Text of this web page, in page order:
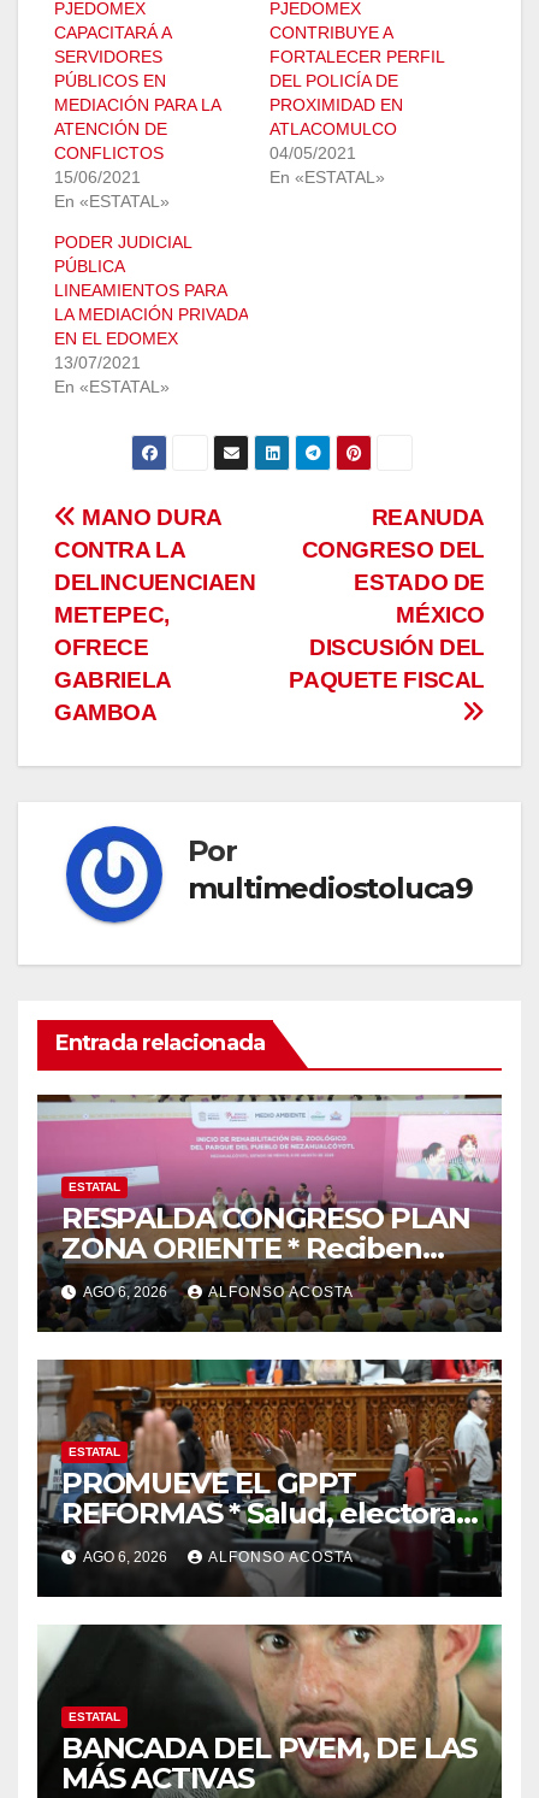
PJEDOMEX
CAPACITARÁ A
SERVIDORES
PÚBLICOS EN
MEDIACIÓN PARA LA
ATENCIÓN DE
CONFLICTOS
15/06/2021
En «ESTATAL»
PJEDOMEX
CONTRIBUYE A
FORTALECER PERFIL
DEL POLICÍA DE
PROXIMIDAD EN
ATLACOMULCO
04/05/2021
En «ESTATAL»
PODER JUDICIAL
PÚBLICA
LINEAMIENTOS PARA
LA MEDIACIÓN PRIVADA
EN EL EDOMEX
13/07/2021
En «ESTATAL»
Navegación
de
entradas
REANUDA
CONGRESO DEL
ESTADO DE
MÉXICO
DISCUSIÓN DEL
PAQUETE FISCAL
MANO DURA
CONTRA LA
DELINCUENCIAEN
METEPEC,
OFRECE
GABRIELA
GAMBOA
Por
multimediostoluca9
Entrada relacionada
ESTATAL
RESPALDA CONGRESO PLAN
ZONA ORIENTE * Reciben
reconocimiento de la
gobernadora Delfina Gómez
AGO 6, 2026 ALFONSO ACOSTA
ESTATAL
PROMUEVE EL GPPT
REFORMAS * Salud, electoral
y justicia, de las principales
AGO 6, 2026 ALFONSO ACOSTA
ESTATAL
BANCADA DEL PVEM, DE LAS
MÁS ACTIVAS